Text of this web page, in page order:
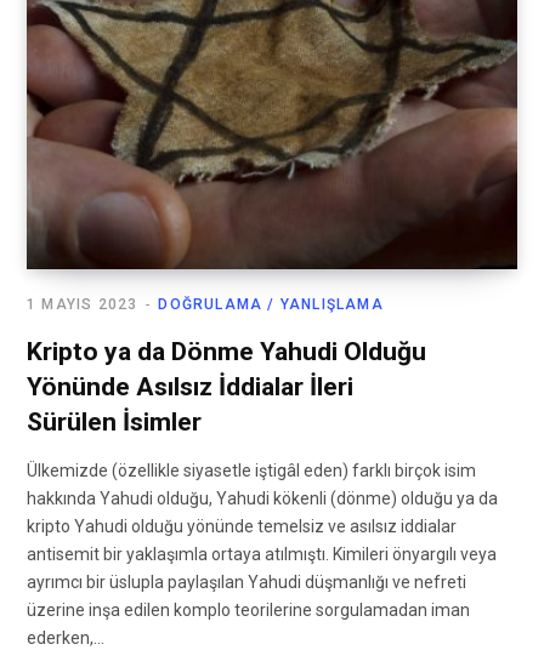
DOĞRULAMA / YANLIŞLAMA
1 MAYIS 2023
Kripto ya da Dönme Yahudi Olduğu
Yönünde Asılsız İddialar İleri
Sürülen İsimler
Ülkemizde (özellikle siyasetle iştigâl eden) farklı birçok isim
hakkında Yahudi olduğu, Yahudi kökenli (dönme) olduğu ya da
kripto Yahudi olduğu yönünde temelsiz ve asılsız iddialar
antisemit bir yaklaşımla ortaya atılmıştı. Kimileri önyargılı veya
ayrımcı bir üslupla paylaşılan Yahudi düşmanlığı ve nefreti
üzerine inşa edilen komplo teorilerine sorgulamadan iman
ederken,…